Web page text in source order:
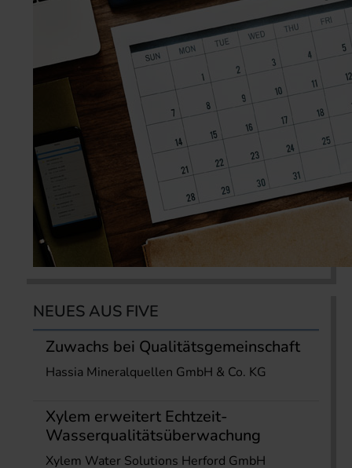
NEUES AUS FIVE
Zuwachs bei Qualitätsgemeinschaft
Hassia Mineralquellen GmbH & Co. KG
Xylem erweitert Echtzeit-
Wasserqualitätsüberwachung
Xylem Water Solutions Herford GmbH